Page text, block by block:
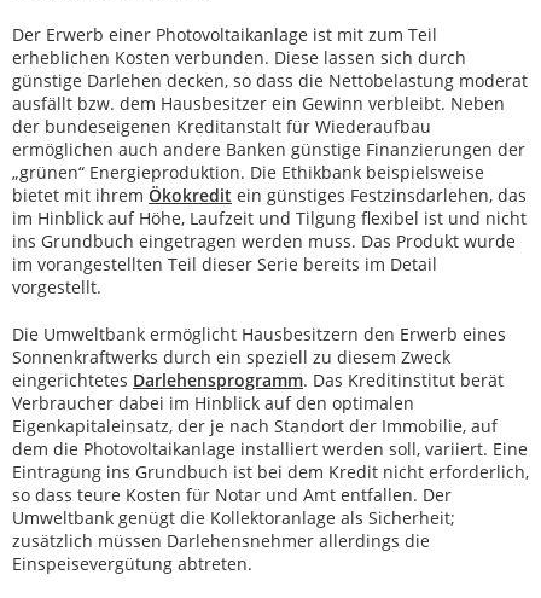
Der Erwerb einer Photovoltaikanlage ist mit zum Teil
erheblichen Kosten verbunden. Diese lassen sich durch
günstige Darlehen decken, so dass die Nettobelastung moderat
ausfällt bzw. dem Hausbesitzer ein Gewinn verbleibt. Neben
der bundeseigenen Kreditanstalt für Wiederaufbau
ermöglichen auch andere Banken günstige Finanzierungen der
„grünen“ Energieproduktion. Die Ethikbank beispielsweise
bietet mit ihrem Ökokredit ein günstiges Festzinsdarlehen, das
im Hinblick auf Höhe, Laufzeit und Tilgung flexibel ist und nicht
ins Grundbuch eingetragen werden muss. Das Produkt wurde
im vorangestellten Teil dieser Serie bereits im Detail
vorgestellt.
Die Umweltbank ermöglicht Hausbesitzern den Erwerb eines
Sonnenkraftwerks durch ein speziell zu diesem Zweck
eingerichtetes Darlehensprogramm. Das Kreditinstitut berät
Verbraucher dabei im Hinblick auf den optimalen
Eigenkapitaleinsatz, der je nach Standort der Immobilie, auf
dem die Photovoltaikanlage installiert werden soll, variiert. Eine
Eintragung ins Grundbuch ist bei dem Kredit nicht erforderlich,
so dass teure Kosten für Notar und Amt entfallen. Der
Umweltbank genügt die Kollektoranlage als Sicherheit;
zusätzlich müssen Darlehensnehmer allerdings die
Einspeisevergütung abtreten.